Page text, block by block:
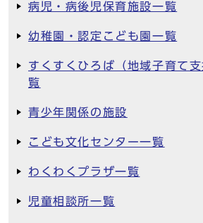
病児・病後児保育施設一覧
幼稚園・認定こども園一覧
すくすくひろば（地域子育て
覧
青少年関係の施設
こども文化センター一覧
わくわくプラザ一覧
児童相談所一覧